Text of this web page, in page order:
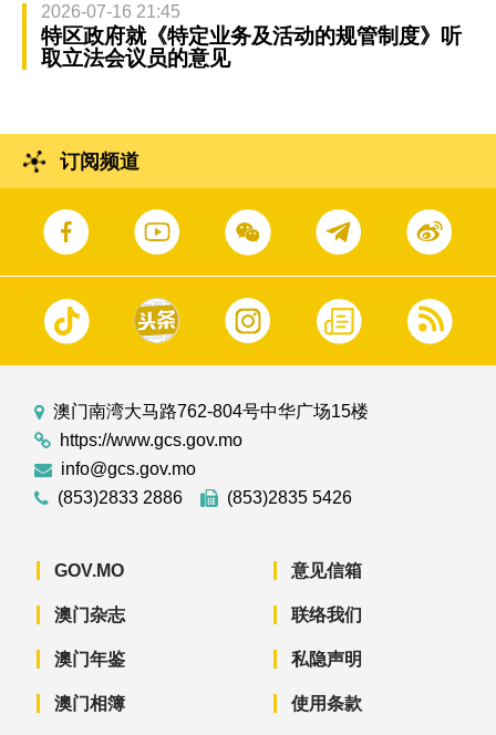
2026-07-16 21:45
特区政府就《特定业务及活动的规管制度》听
取立法会议员的意见
订阅频道
澳门南湾大马路762-804号中华广场15楼
https://www.gcs.gov.mo
info@gcs.gov.mo
(853)2833 2886
(853)2835 5426
GOV.MO
澳门杂志
澳门年鉴
澳门相簿
意见信箱
联络我们
私隐声明
使用条款